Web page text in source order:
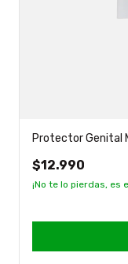
Protector Genital
$12.990
¡No te lo pierdas, es